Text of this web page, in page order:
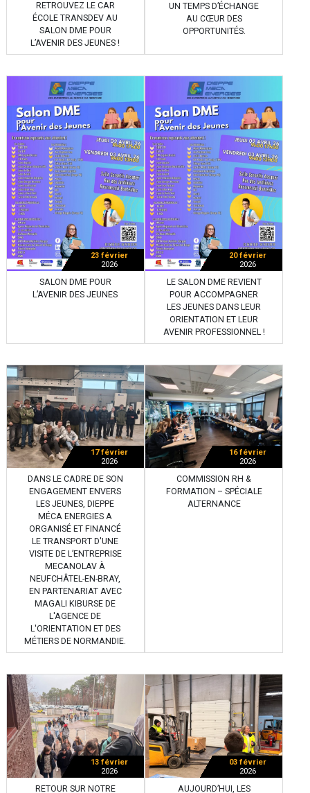
RETROUVEZ LE CAR
ÉCOLE TRANSDEV AU
SALON DME POUR
L’AVENIR DES JEUNES !
UN TEMPS D’ÉCHANGE
AU CŒUR DES
OPPORTUNITÉS.
23 février
2026
SALON DME POUR
L’AVENIR DES JEUNES
20 février
2026
LE SALON DME REVIENT
POUR ACCOMPAGNER
LES JEUNES DANS LEUR
ORIENTATION ET LEUR
AVENIR PROFESSIONNEL !
17 février
2026
DANS LE CADRE DE SON
ENGAGEMENT ENVERS
LES JEUNES, DIEPPE
MÉCA ENERGIES A
ORGANISÉ ET FINANCÉ
LE TRANSPORT D'UNE
VISITE DE L’ENTREPRISE
MECANOLAV À
NEUFCHÂTEL-EN-BRAY,
EN PARTENARIAT AVEC
MAGALI KIBURSE DE
L'AGENCE DE
L'ORIENTATION ET DES
MÉTIERS DE NORMANDIE.
16 février
2026
COMMISSION RH &
FORMATION – SPÉCIALE
ALTERNANCE
13 février
2026
RETOUR SUR NOTRE
03 février
2026
AUJOURD’HUI, LES